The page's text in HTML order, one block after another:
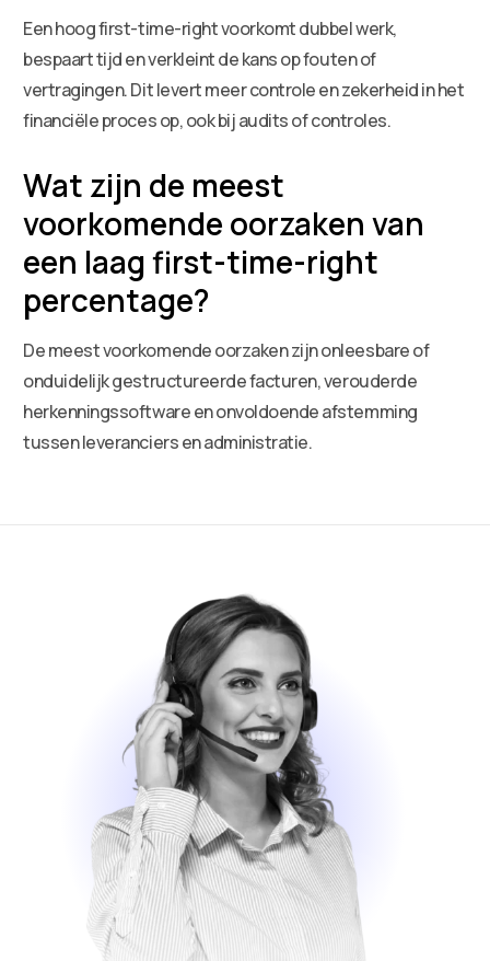
Een hoog first-time-right voorkomt dubbel werk,
bespaart tijd en verkleint de kans op fouten of
vertragingen. Dit levert meer controle en zekerheid in het
financiële proces op, ook bij audits of controles.
Wat zijn de meest
voorkomende oorzaken van
een laag first-time-right
percentage?
De meest voorkomende oorzaken zijn onleesbare of
onduidelijk gestructureerde facturen, verouderde
herkenningssoftware en onvoldoende afstemming
tussen leveranciers en administratie.